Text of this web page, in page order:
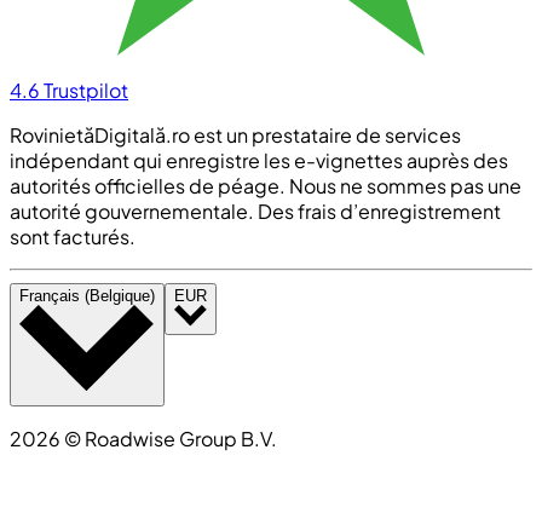
4.6Trustpilot
RovinietăDigitală.ro est un prestataire de services
indépendant qui enregistre les e-vignettes auprès des
autorités officielles de péage. Nous ne sommes pas une
autorité gouvernementale. Des frais d’enregistrement
sont facturés.
Français (Belgique) EUR
2026 ©Roadwise Group B.V.